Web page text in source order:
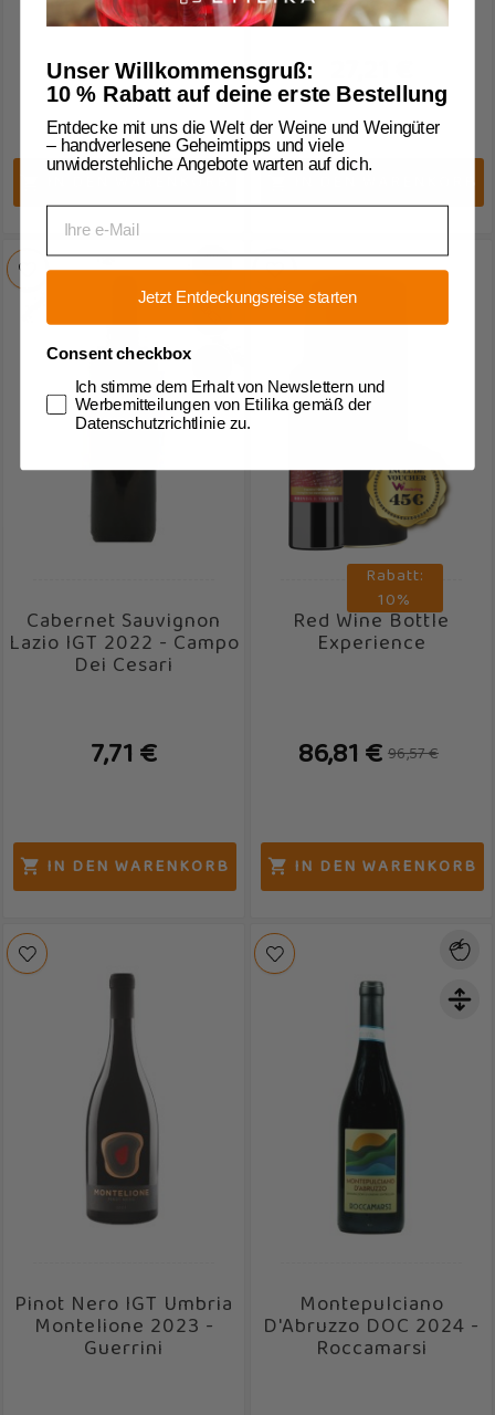
29,16 € 41,45 €
IN DEN WARENKORB
Cabernet Sauvignon
Lazio IGT 2022 - Campo
Dei Cesari
7,71 €
 IN DEN WARENKORB
Red Wine Bottle
Experience
86,81 € 96,57 €
Rabatt:
10%
 IN DEN WARENKORB
Pinot Nero IGT Umbria
Montelione 2023 -
Guerrini
Montepulciano
D'Abruzzo DOC 2024 -
Roccamarsi
Unser Willkommensgruß:
10 % Rabatt auf deine erste Bestellung
Entdecke mit uns die Welt der Weine und Weingüter
– handverlesene Geheimtipps und viele
unwiderstehliche Angebote warten auf dich.
Email
Jetzt Entdeckungsreise starten
Consent checkbox
Ich stimme dem Erhalt von Newslettern und
Werbemitteilungen von Etilika gemäß der
Datenschutzrichtlinie zu.